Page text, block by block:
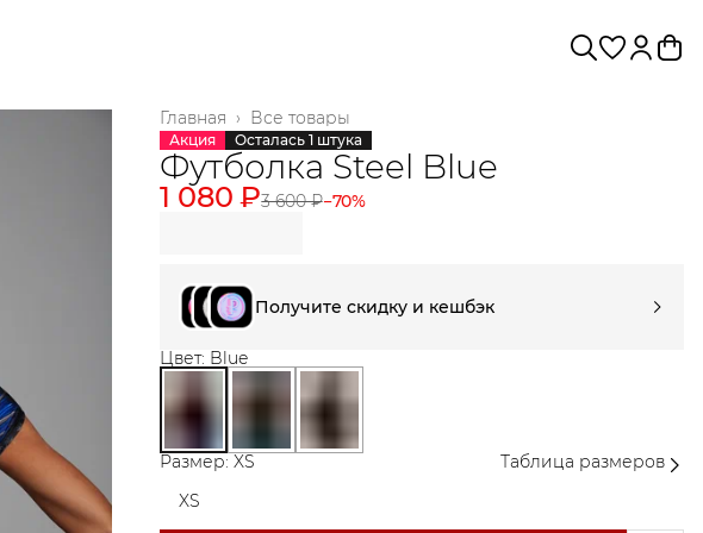
Все товары
Главная ›
Акция Осталась 1 штука
Футболка Steel Blue
1 080 ₽3 600 ₽−70%
Получите скидку и кешбэк
Цвет: Blue
Размер: XS
Таблица размеров
XS